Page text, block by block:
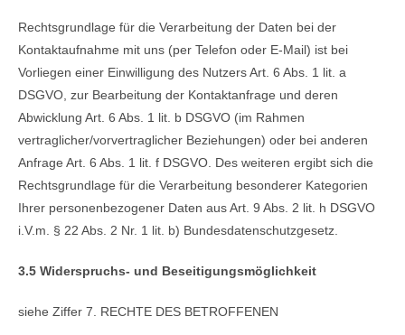
Rechtsgrundlage für die Verarbeitung der Daten bei der
Kontaktaufnahme mit uns (per Telefon oder E-Mail) ist bei
Vorliegen einer Einwilligung des Nutzers Art. 6 Abs. 1 lit. a
DSGVO, zur Bearbeitung der Kontaktanfrage und deren
Abwicklung Art. 6 Abs. 1 lit. b DSGVO (im Rahmen
vertraglicher/vorvertraglicher Beziehungen) oder bei anderen
Anfrage Art. 6 Abs. 1 lit. f DSGVO. Des weiteren ergibt sich die
Rechtsgrundlage für die Verarbeitung besonderer Kategorien
Ihrer personenbezogener Daten aus Art. 9 Abs. 2 lit. h DSGVO
i.V.m. § 22 Abs. 2 Nr. 1 lit. b) Bundesdatenschutzgesetz.
3.5 Widerspruchs- und Beseitigungsmöglichkeit
siehe Ziffer 7. RECHTE DES BETROFFENEN